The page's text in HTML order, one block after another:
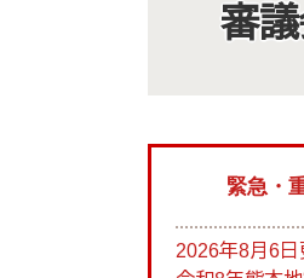
審
緊急・
2026年8月6日